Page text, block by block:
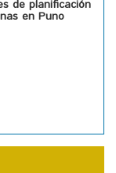
de planificación
en Puno